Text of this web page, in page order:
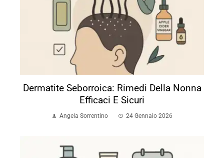
Dermatite Seborroica: Rimedi Della Nonna
Efficaci E Sicuri
Angela Sorrentino 24 Gennaio 2026